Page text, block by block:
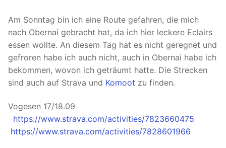
Am Sonntag bin ich eine Route gefahren, die mich
nach Obernai gebracht hat, da ich hier leckere Eclairs
essen wollte. An diesem Tag hat es nicht geregnet und
gefroren habe ich auch nicht, auch in Obernai habe ich
bekommen, wovon ich geträumt hatte. Die Strecken
sind auch auf Strava und Komoot zu finden.
Vogesen 17/18.09
https://www.strava.com/activities/7823660475
https://www.strava.com/activities/7828601966